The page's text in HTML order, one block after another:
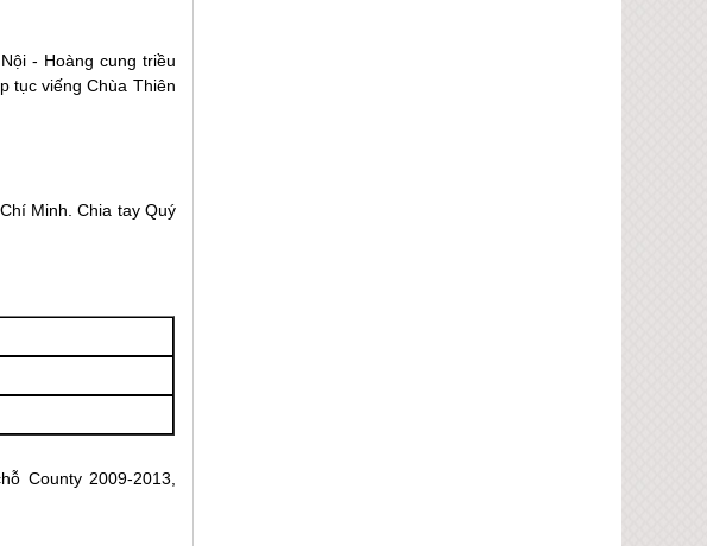
- Hoàng cung triều
tục viếng Chùa Thiên
Minh. Chia tay Quý
County 2009-2013,